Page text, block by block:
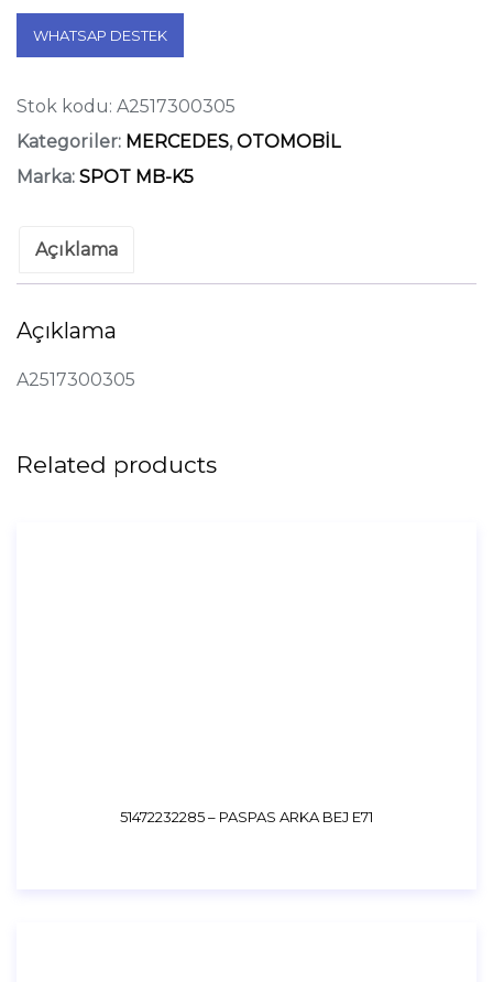
WHATSAP DESTEK
Stok kodu: A2517300305
Kategoriler: MERCEDES,OTOMOBİL
Marka: SPOT MB-K5
Açıklama
Açıklama
A2517300305
Related products
51472232285 – PASPAS ARKA BEJ E71